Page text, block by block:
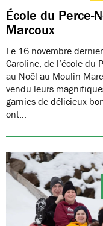
École du Perce-
Marcoux
Le 16 novembre
Caroline, de l’école du
au Noël au Moulin
vendu leurs
garnies de délicieux
ont…